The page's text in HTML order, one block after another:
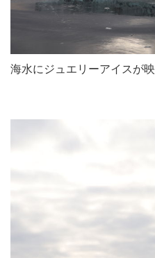
海水にジュエリーアイスが